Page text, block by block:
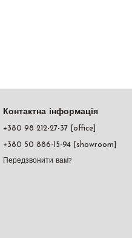
Контактна інформація
+380 98 212-27-37 [office]
+380 50 886-15-94 [showroom]
Передзвонити вам?